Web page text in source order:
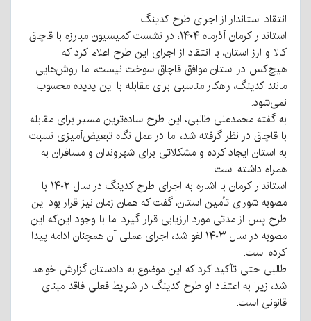
انتقاد استاندار از اجرای طرح کدینگ
استاندار کرمان آذرماه ۱۴۰۴، در نشست کمیسیون مبارزه با قاچاق
کالا و ارز استان، با انتقاد از اجرای این طرح اعلام کرد که
هیچ‌کس در استان موافق قاچاق سوخت نیست، اما روش‌هایی
مانند کدینگ، راهکار مناسبی برای مقابله با این پدیده محسوب
نمی‌شود.
به گفته محمدعلی طالبی، این طرح ساده‌ترین مسیر برای مقابله
با قاچاق در نظر گرفته شد، اما در عمل نگاه تبعیض‌آمیزی نسبت
به استان ایجاد کرده و مشکلاتی برای شهروندان و مسافران به
همراه داشته است.
استاندار کرمان با اشاره به اجرای طرح کدینگ در سال ۱۴۰۲ با
مصوبه شورای تأمین استان، گفت که همان زمان نیز قرار بود این
طرح پس از مدتی مورد ارزیابی قرار گیرد اما با وجود این‌که این
مصوبه در سال ۱۴۰۳ لغو شد، اجرای عملی آن همچنان ادامه پیدا
کرده است.
طالبی حتی تأکید کرد که این موضوع به دادستان گزارش خواهد
شد، زیرا به اعتقاد او طرح کدینگ در شرایط فعلی فاقد مبنای
قانونی است.